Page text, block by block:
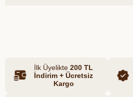
hazırladığı bu ürün, sağlıklı ve lezzetli
alternatifler arayanların ilk tercihi
İlk Üyelikte 200 TL
İndirim + Ücretsiz
Kargo